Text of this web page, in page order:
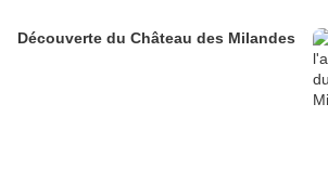
Découverte du Château des Milandes